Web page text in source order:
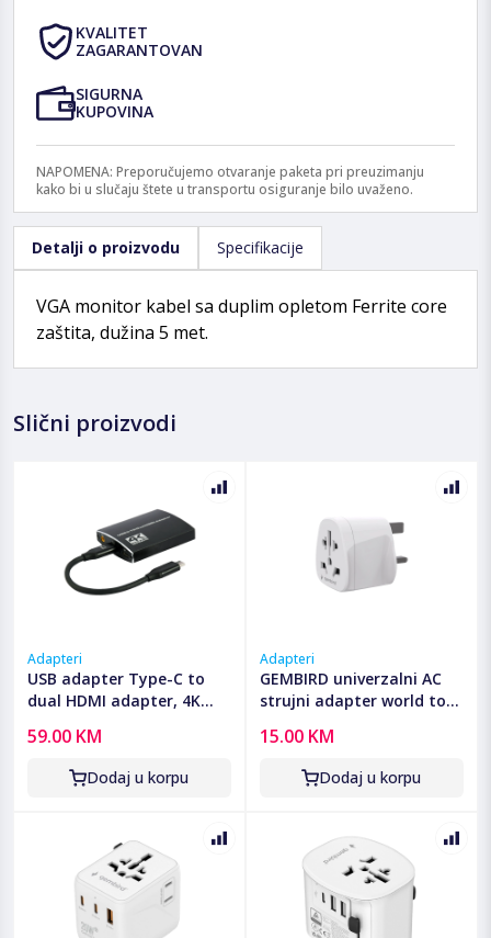
KVALITET
ZAGARANTOVAN
SIGURNA
KUPOVINA
NAPOMENA: Preporučujemo otvaranje paketa pri preuzimanju
kako bi u slučaju štete u transportu osiguranje bilo uvaženo.
Detalji o proizvodu Specifikacije
VGA monitor kabel sa duplim opletom Ferrite core
zaštita, dužina 5 met.
Slični proizvodi
Adapteri
USB adapter Type-C to
dual HDMI adapter, 4K
CM-HDMIF2-01
59.00 KM
Dodaj u korpu
Adapteri
GEMBIRD univerzalni AC
strujni adapter world to
10 A, A-AC-UKMINTF
15.00 KM
Dodaj u korpu